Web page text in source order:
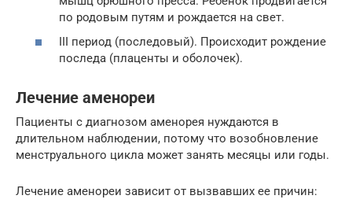
по родовым путям и рождается на свет.
III период (последовый). Происходит рождение
последа (плаценты и оболочек).
Лечение аменореи
Пациенты с диагнозом аменорея нуждаются в
длительном наблюдении, потому что возобновление
менструального цикла может занять месяцы или годы.
Лечение аменореи зависит от вызвавших ее причин: